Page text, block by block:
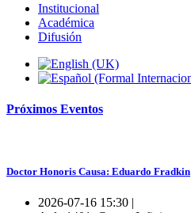
Institucional
Académica
Difusión
Próximos Eventos
Doctor Honoris Causa: Eduardo Fradkin
2026-07-16 15:30 |